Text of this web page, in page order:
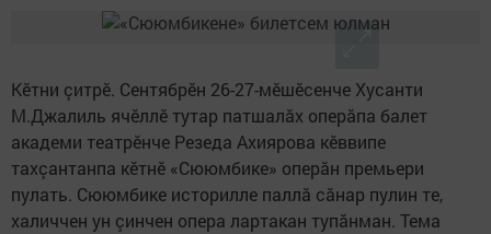
Кӗтни çитрӗ. Сентябрӗн 26-27-мӗшӗсенче Хусанти
М.Джалиль ячӗллӗ тутар патшалăх оперăпа балет
академи театрӗнче Резеда Ахиярова кӗввипе
тахçантанпа кӗтнӗ «Сююмбике» оперăн премьери
пулать. Сююмбике историлле паллă сăнар пулин те,
халиччен ун çинчен опера лартакан тупăнман. Тема